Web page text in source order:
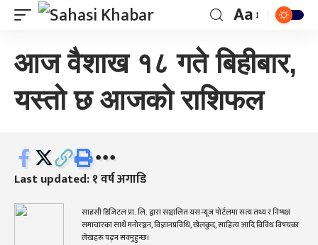
Aa
आज वैशाख १८ गते बिहीबार,
यस्तो छ आजको राशिफल
Last updated: १ वर्ष अगाडि
साहसी डिजिटल प्रा. लि. द्वारा सञ्चालित यस न्यूज पोर्टलमा सत्य तथ्य र निष्पक्ष
समाचारका साथै मनोरञ्जन, विज्ञानप्रविधि, खेलकुद, साहित्य आदि विविध विषयका
लेखहरू पढ्न सक्नुहुन्छ।